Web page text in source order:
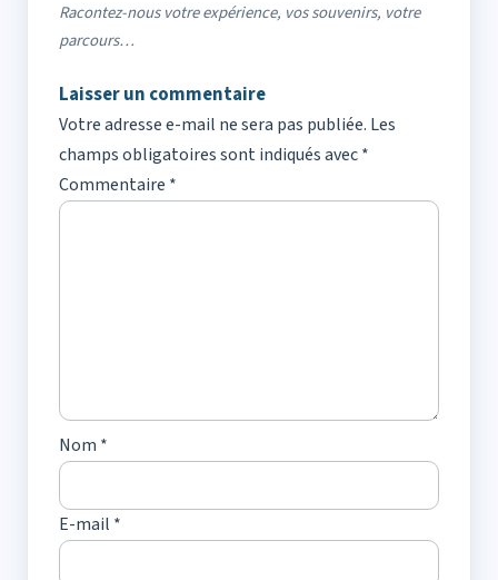
Racontez-nous votre expérience, vos souvenirs, votre
parcours…
Laisser un commentaire
Votre adresse e-mail ne sera pas publiée. Les
champs obligatoires sont indiqués avec*
Commentaire *
Nom *
E-mail *